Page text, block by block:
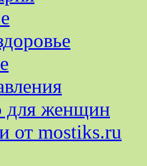
для женщин
от mostiks.ru